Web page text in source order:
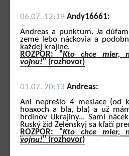
06.07. 12:19 Andy16661:
Andreas a punktum. Ja
zeme lebo náckovia a
každej krajine.
ROZPOR: "Kto chce mier,
vojnu!" (rozhovor)
01.07. 20:13 Andreas:
Ani neprešlo 4 mesiace (od
hoaxoch a bla, bla) a už
hrdinov Ukrajiny... Samí
Ruský žid Zelenskyj sa kľačí
ROZPOR: "Kto chce mier,
vojnu!" (rozhovor)